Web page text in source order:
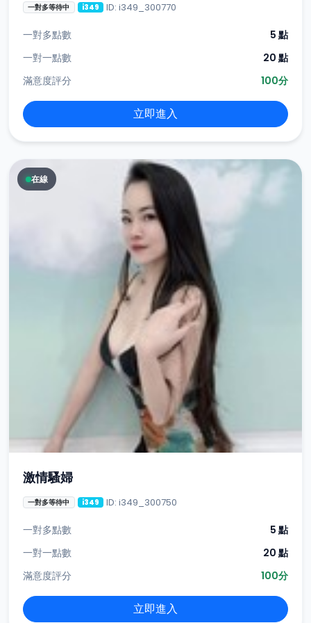
一對多等待中 i349 ID: i349_300770
一對多點數
5 點
一對一點數
20 點
滿意度評分
100分
立即進入
在線
激情騷婦
一對多等待中 i349 ID: i349_300750
一對多點數
5 點
一對一點數
20 點
滿意度評分
100分
立即進入